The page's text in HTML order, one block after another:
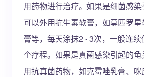
用药物进行治疗。如果是细菌感染
可以外用抗生素软膏，如莫匹罗
膏等，每天涂抹2 - 3次，一般连
个疗程。如果是真菌感染引起的
用抗真菌药物，如克霉唑乳膏、